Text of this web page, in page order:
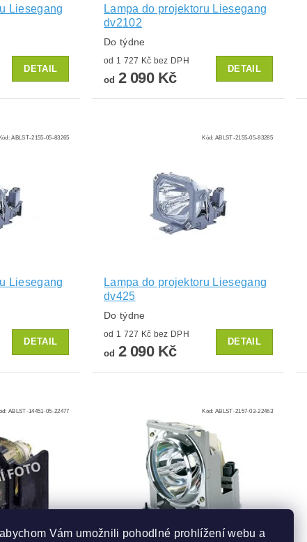
Liesegang
DETAIL
Lampa do projektoru Liesegang
dv2102
Do týdne
od 1 727 Kč bez DPH
od 2 090 Kč
DETAIL
ABLST-2155-05-83265
Liesegang
DETAIL
Kód: ABLST-2155-05-83285
Lampa do projektoru Liesegang
dv425
Do týdne
od 1 727 Kč bez DPH
od 2 090 Kč
DETAIL
ABLST-14451-05-22477 Kód: ABLST-2157-03-22463
Vám umožnili pohodlné prohlížení webu a